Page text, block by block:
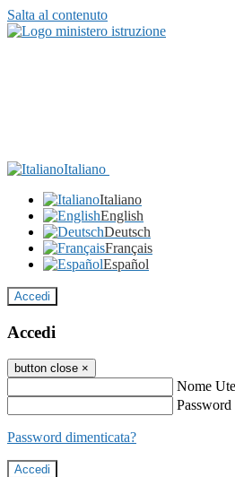
Salta al contenuto
Italiano
Italiano
English
Deutsch
Français
Español
Accedi
Accedi
button close ×
Nome
Password
Password dimenticata?